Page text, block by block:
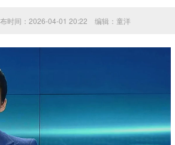
时间：2026-04-01 20:22 编辑：童洋